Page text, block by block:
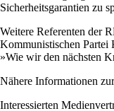
Sicherheitsgarantien zu
Weitere Referenten der
Kommunistischen Partei
»Wie wir den nächsten
Nähere Informationen
Interessierten